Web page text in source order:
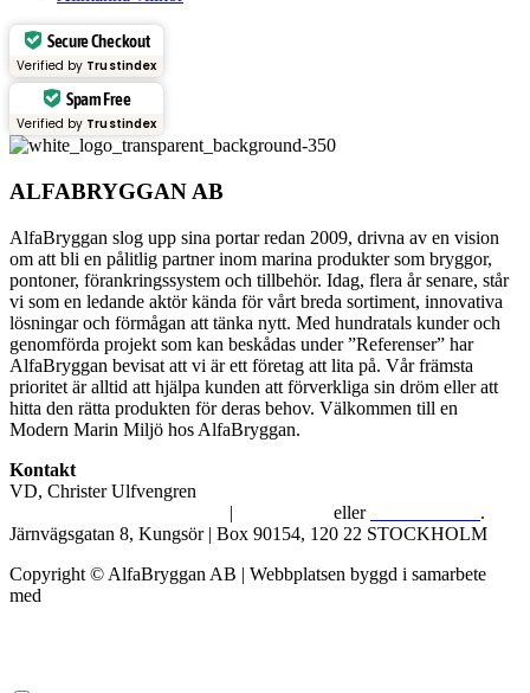
Secure Checkout
Verified by Trustindex
Spam Free
Verified by Trustindex
ALFABRYGGAN AB
AlfaBryggan slog upp sina portar redan 2009, drivna av en vision
om att bli en pålitlig partner inom marina produkter som bryggor,
pontoner, förankringssystem och tillbehör. Idag, flera år senare, står
vi som en ledande aktör kända för vårt breda sortiment, innovativa
lösningar och förmågan att tänka nytt. Med hundratals kunder och
genomförda projekt som kan beskådas under ”Referenser” har
AlfaBryggan bevisat att vi är ett företag att lita på. Vår främsta
prioritet är alltid att hjälpa kunden att förverkliga sin dröm eller att
hitta den rätta produkten för deras behov. Välkommen till en
Modern Marin Miljö hos AlfaBryggan.
Kontakt
VD, Christer Ulfvengren
| eller
.
Järnvägsgatan 8, Kungsör | Box 90154, 120 22 STOCKHOLM
Copyright © AlfaBryggan AB | Webbplatsen byggd i samarbete
med